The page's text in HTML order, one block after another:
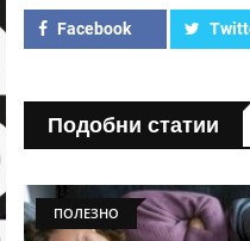
Facebook
Подобни статии
ПОЛЕЗНО